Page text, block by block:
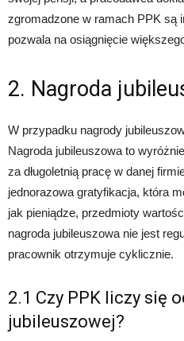
zgromadzone w ramach PPK są
pozwala na osiągnięcie
2. Nagroda
W przypadku nagrody
Nagroda jubileuszowa to
za długoletnią pracę w danej
jednorazowa gratyfikacja, która
jak pieniądze, przedmioty
nagroda jubileuszowa nie jest
pracownik otrzymuje cyklicznie.
2.1 Czy PPK liczy się
jubileuszowej?